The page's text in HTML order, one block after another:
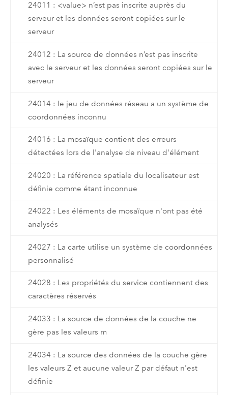
24011 : <value> n’est pas inscrite auprès du
serveur et les données seront copiées sur le
serveur
24012 : La source de données n’est pas inscrite
avec le serveur et les données seront copiées sur le
serveur
24014 : le jeu de données réseau a un système de
coordonnées inconnu
24016 : La mosaïque contient des erreurs
détectées lors de l'analyse de niveau d'élément
24020 : La référence spatiale du localisateur est
définie comme étant inconnue
24022 : Les éléments de mosaïque n'ont pas été
analysés
24027 : La carte utilise un système de coordonnées
personnalisé
24028 : Les propriétés du service contiennent des
caractères réservés
24033 : La source de données de la couche ne
gère pas les valeurs m
24034 : La source des données de la couche gère
les valeurs Z et aucune valeur Z par défaut n'est
définie